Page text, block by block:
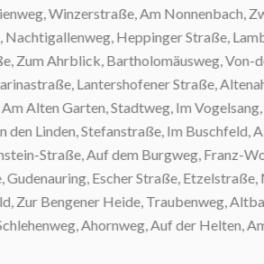
Winzerstraße, Am Nonnenbach,
Heppinger Straße,
Ahrblick, Bartholomäusweg, Von-
Lantershofener Straße,
Alten Garten, Stadtweg, Im Vogelsang,
Linden, Stefanstraße, Im Buschfeld,
Straße, Auf dem Burgweg, Franz-
Escher Straße, Etzelstraße,
Bengener Heide, Traubenweg,
Ahornweg, Auf der Helten, Am